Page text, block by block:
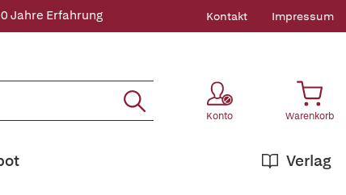
Jahre Erfahrung Kontakt Impressum
Konto Warenkorb
Verlag